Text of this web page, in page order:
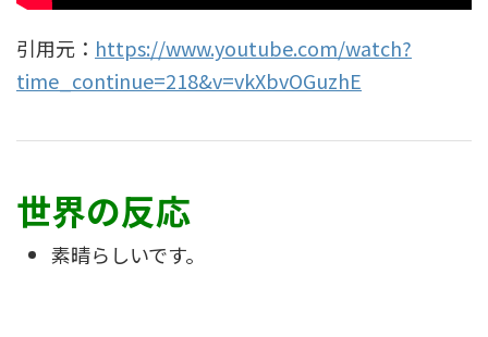
引用元： https://www.youtube.com/watch?
time_continue=218&v=vkXbvOGuzhE
世界の反応
素晴らしいです。